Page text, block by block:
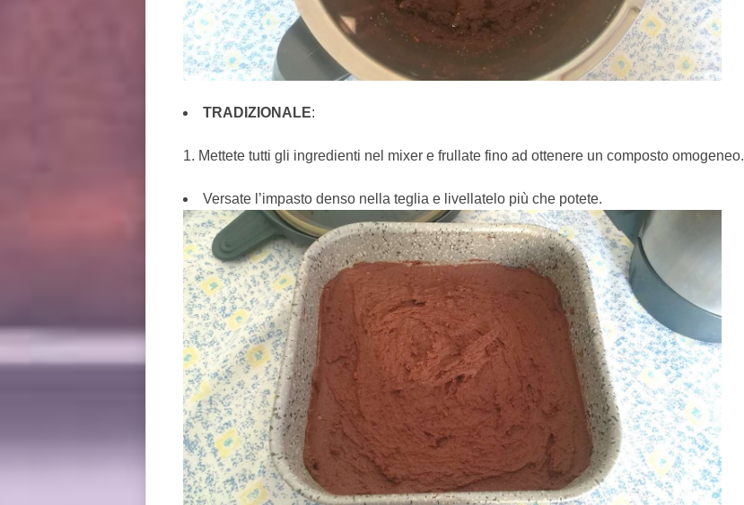
TRADIZIONALE:
Mettete tutti gli ingredienti nel mixer e frullate fino ad ottenere un composto omogeneo.
Versate l’impasto denso nella teglia e livellatelo più che potete.